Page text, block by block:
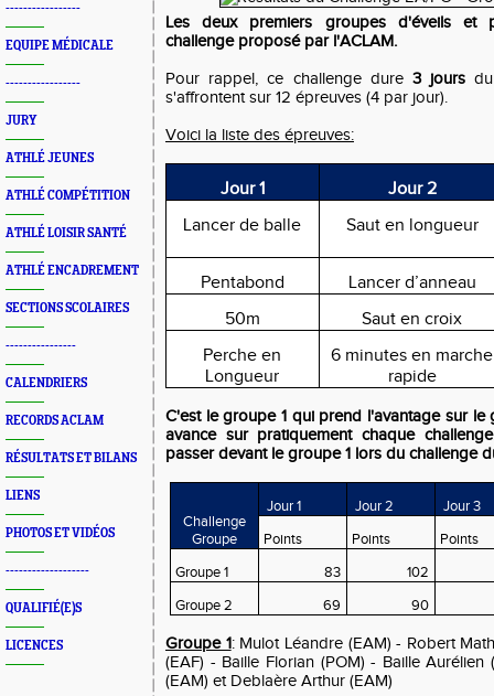
-----------------
EQUIPE MÉDICALE
-----------------
JURY
ATHLÉ JEUNES
ATHLÉ COMPÉTITION
ATHLÉ LOISIR SANTÉ
ATHLÉ ENCADREMENT
SECTIONS SCOLAIRES
----------------
CALENDRIERS
RECORDS ACLAM
RÉSULTATS ET BILANS
LIENS
PHOTOS ET VIDÉOS
-------------------
QUALIFIÉ(E)S
LICENCES
Les deux premiers groupes d'éveils et
challenge proposé par l'ACLAM.
Pour rappel, ce challenge dure 3 jours
s'affrontent sur 12 épreuves (4 par jour).
Voici la liste des épreuves:
Jour 1
Jour 2
Lancer de balle
Saut en longueur
Pentabond
Lancer d’anneau
50m
Saut en croix
Perche en
Longueur
6 minutes en marche
rapide
C'est le groupe 1 qui prend l'avantage sur
avance sur pratiquement chaque
passer devant le groupe 1 lors du challenge
Challenge
Groupe
Jour 1 Jour 2
Jour 3
Points
Points
Points
Groupe 1
83
102
Groupe 2
69 90
Groupe 1: Mulot Léandre (EAM) - Robert
(EAF) - Baille Florian (POM) - Baille
(EAM) et Deblaère Arthur (EAM)